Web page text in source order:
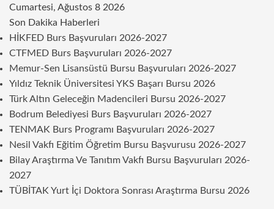
Cumartesi, Ağustos 8 2026
Son Dakika Haberleri
HİKFED Burs Başvuruları 2026-2027
CTFMED Burs Başvuruları 2026-2027
Memur-Sen Lisansüstü Bursu Başvuruları 2026-2027
Yıldız Teknik Üniversitesi YKS Başarı Bursu 2026
Türk Altın Geleceğin Madencileri Bursu 2026-2027
Bodrum Belediyesi Burs Başvuruları 2026-2027
TENMAK Burs Programı Başvuruları 2026-2027
Nesil Vakfı Eğitim Öğretim Bursu Başvurusu 2026-2027
Bilay Araştırma Ve Tanıtım Vakfı Bursu Başvuruları 2026-
2027
TÜBİTAK Yurt İçi Doktora Sonrası Araştırma Bursu 2026